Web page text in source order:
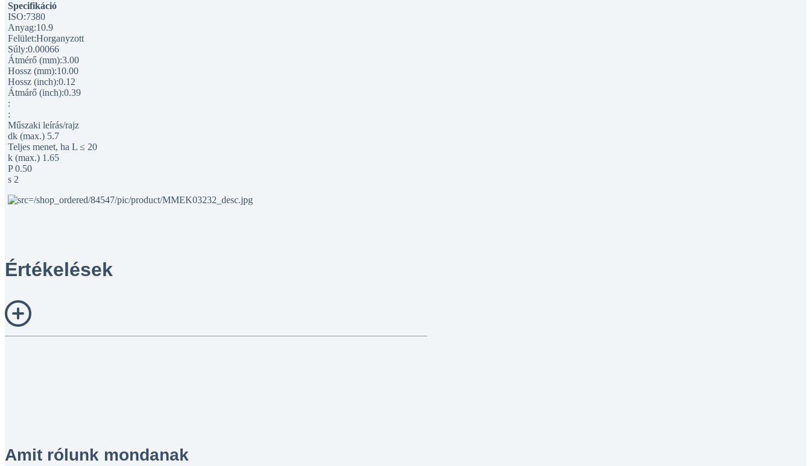
Specifikáció
ISO:7380
Anyag:10.9
Felület:Horganyzott
Súly:0.00066
Átmérő (mm):3.00
Hossz (mm):10.00
Hossz (inch):0.12
Átmárő (inch):0.39
:
:
Műszaki leírás/rajz
dk (max.) 5.7
Teljes menet, ha L ≤ 20
k (max.) 1.65
P 0.50
s 2
Értékelések
Amit rólunk mondanak